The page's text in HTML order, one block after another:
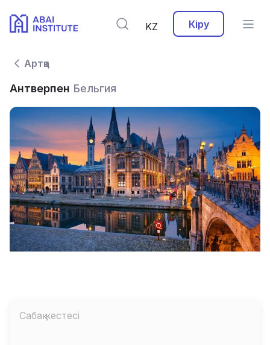
KZ Кіру
Артқа
Антверпен Бельгия
Сабақ кестесі